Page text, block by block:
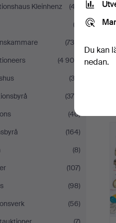
Kleinhenz
(47)
(3)
(739)
(4 904)
(32)
(376)
(40)
(164)
(8)
(107)
(98)
(56)
Du kan
nedan.